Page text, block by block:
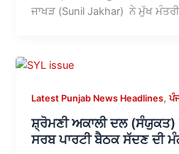
ਜਾਖੜ (Sunil Jakhar) ਨੇ ਮੁੱਖ
Latest Punjab News Headlines,
ਸ਼੍ਰੋਮਣੀ ਅਕਾਲੀ ਦਲ
ਸਰਬ ਪਾਰਟੀ ਬੈਠਕ ਸੱਦਣ ਦੀ